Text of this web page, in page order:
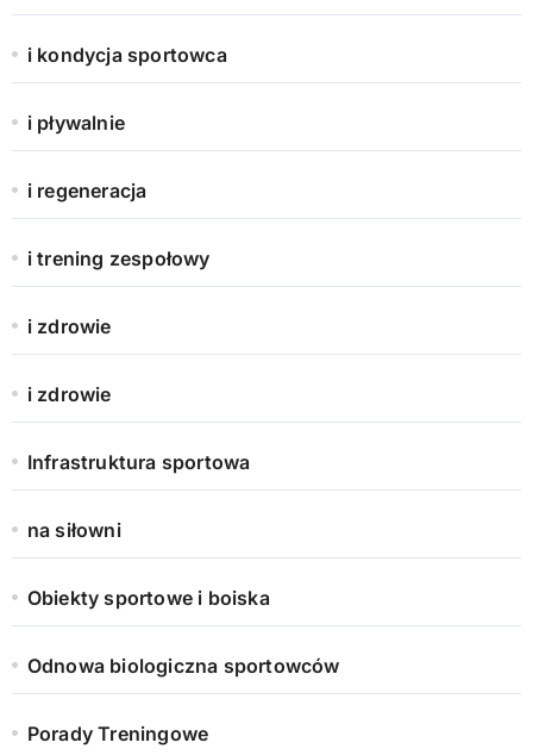
i kondycja sportowca
i pływalnie
i regeneracja
i trening zespołowy
i zdrowie
i zdrowie
Infrastruktura sportowa
na siłowni
Obiekty sportowe i boiska
Odnowa biologiczna sportowców
Porady Treningowe